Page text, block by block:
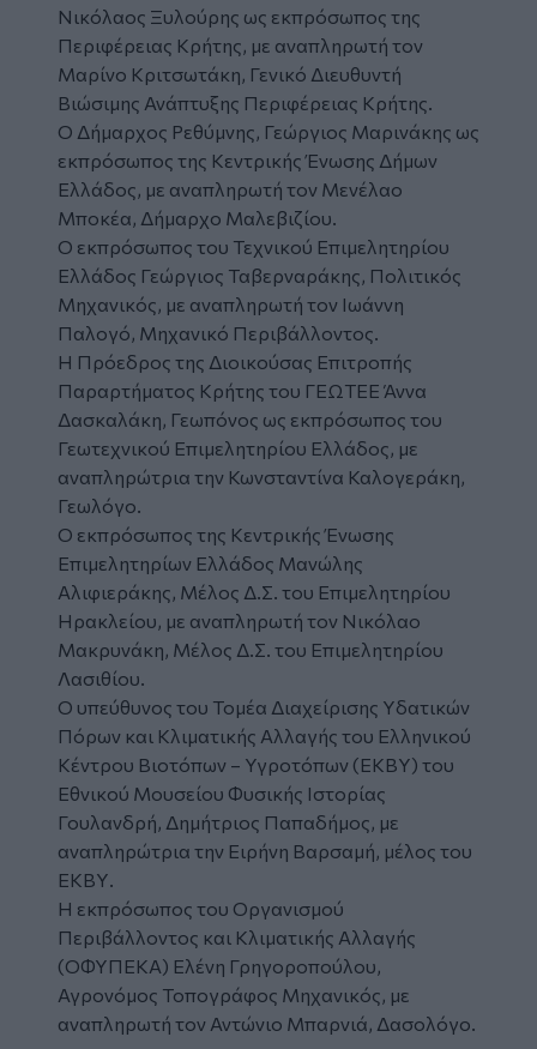
Νικόλαος Ξυλούρης ως εκπρόσωπος της
Περιφέρειας Κρήτης, με αναπληρωτή τον
Μαρίνο Κριτσωτάκη, Γενικό Διευθυντή
Βιώσιμης Ανάπτυξης Περιφέρειας Κρήτης.
Ο Δήμαρχος Ρεθύμνης, Γεώργιος Μαρινάκης ως
εκπρόσωπος της Κεντρικής Ένωσης Δήμων
Ελλάδος, με αναπληρωτή τον Μενέλαο
Μποκέα, Δήμαρχο Μαλεβιζίου.
Ο εκπρόσωπος του Τεχνικού Επιμελητηρίου
Ελλάδος Γεώργιος Ταβερναράκης, Πολιτικός
Μηχανικός, με αναπληρωτή τον Ιωάννη
Παλογό, Μηχανικό Περιβάλλοντος.
Η Πρόεδρος της Διοικούσας Επιτροπής
Παραρτήματος Κρήτης του ΓΕΩΤΕΕ Άννα
Δασκαλάκη, Γεωπόνος ως εκπρόσωπος του
Γεωτεχνικού Επιμελητηρίου Ελλάδος, με
αναπληρώτρια την Κωνσταντίνα Καλογεράκη,
Γεωλόγο.
Ο εκπρόσωπος της Κεντρικής Ένωσης
Επιμελητηρίων Ελλάδος Μανώλης
Αλιφιεράκης, Μέλος Δ.Σ. του Επιμελητηρίου
Ηρακλείου, με αναπληρωτή τον Νικόλαο
Μακρυνάκη, Μέλος Δ.Σ. του Επιμελητηρίου
Λασιθίου.
Ο υπεύθυνος του Τομέα Διαχείρισης Υδατικών
Πόρων και Κλιματικής Αλλαγής του Ελληνικού
Κέντρου Βιοτόπων – Υγροτόπων (ΕΚΒΥ) του
Εθνικού Μουσείου Φυσικής Ιστορίας
Γουλανδρή, Δημήτριος Παπαδήμος, με
αναπληρώτρια την Ειρήνη Βαρσαμή, μέλος του
ΕΚΒΥ.
Η εκπρόσωπος του Οργανισμού
Περιβάλλοντος και Κλιματικής Αλλαγής
(ΟΦΥΠΕΚΑ) Ελένη Γρηγοροπούλου,
Αγρονόμος Τοπογράφος Μηχανικός, με
αναπληρωτή τον Αντώνιο Μπαρνιά, Δασολόγο.